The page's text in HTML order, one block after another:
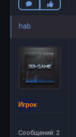
hab
Игрок
Сообщений: 2